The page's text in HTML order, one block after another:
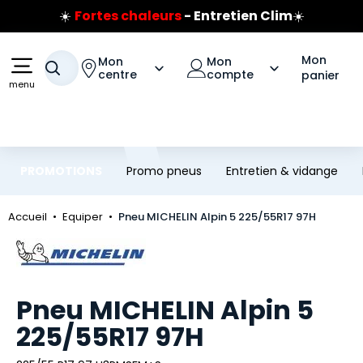
Aller au contenu principal
Aller à la navigation
☀️ Fortes chaleurs- Entretien Clim☀️
Prix coûtant pneus Bridgestone
Jusqu'à 120€ remboursés sur les pneus Bridgestone
menu
Votre recherche
Mon
centre
Mon
compte
Mon
panier
Promo pneus Entretien & vidange
Accueil Equiper Pneu MICHELIN Alpin 5 225/55R17 97H
Marque
Pneu MICHELIN Alpin 5
225/55R17 97H